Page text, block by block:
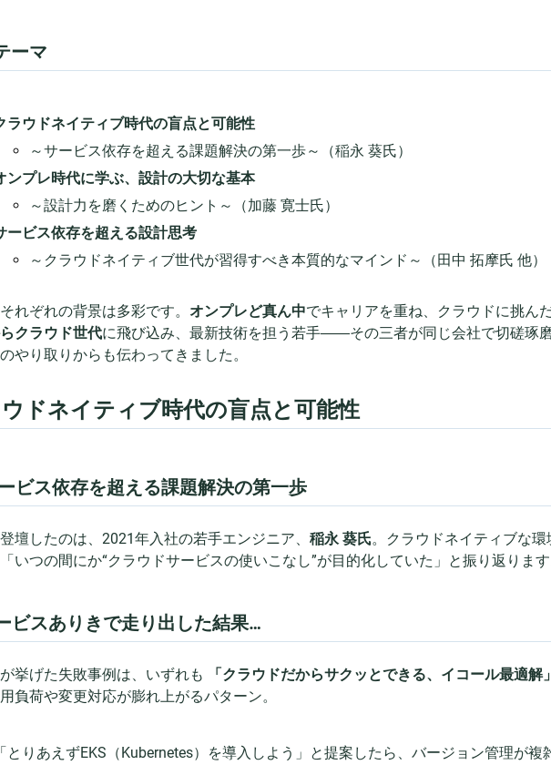
ーマ
ラウドネイティブ時代の盲点と可能性
～サービス依存を超える課題解決の第一歩～（稲永 葵氏）
ンプレ時代に学ぶ、設計の大切な基本
～設計力を磨くためのヒント～（加藤 寛士氏）
ービス依存を超える設計思考
～クラウドネイティブ世代が習得すべき本質的なマインド～（田中 拓摩氏 他）
れぞれの背景は多彩です。 オンプレど真ん中でキャリアを重ね、クラウドに挑ん
クラウド世代に飛び込み、最新技術を担う若手――その三者が同じ会社で切磋琢
やり取りからも伝わってきました。
ドネイティブ時代の盲点と可能性
ビス依存を超える課題解決の第一歩
壇したのは、2021年入社の若手エンジニア、 稲永 葵氏。クラウドネイティブな
いつの間にか“クラウドサービスの使いこなし”が目的化していた」と振り返ります
ビスありきで走り出した結果…
挙げた失敗事例は、いずれも 「クラウドだからサクッとできる、イコール最適解」
負荷や変更対応が膨れ上がるパターン。
「とりあえずEKS（Kubernetes）を導入しよう」と提案したら、バージョン管理が複